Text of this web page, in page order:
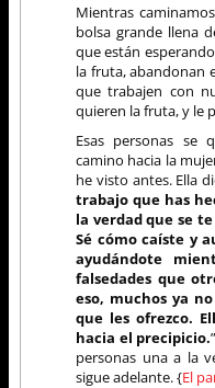
Mientras
bolsa grande llena
que están
la fruta, abandonan
que trabajen con
quieren la fruta, y le
Esas personas se
camino hacia la
he visto antes. Ella
trabajo que has
la verdad que se
Sé cómo caíste y
ayudándote
falsedades que
eso, muchos ya
que les ofrezco.
hacia el precipicio.
personas una a la
sigue adelante. {El